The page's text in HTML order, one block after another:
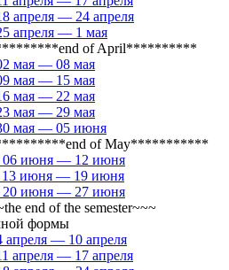
апреля — 24 апреля
апреля — 1 мая
of April**********
мая — 08 мая
мая — 15 мая
мая — 22 мая
мая — 29 мая
мая — 05 июня
of May***********
06 июня — 12 июня
13 июня — 19 июня
20 июня — 27 июня
end of the semester~~~
формы
апреля — 10 апреля
апреля — 17 апреля